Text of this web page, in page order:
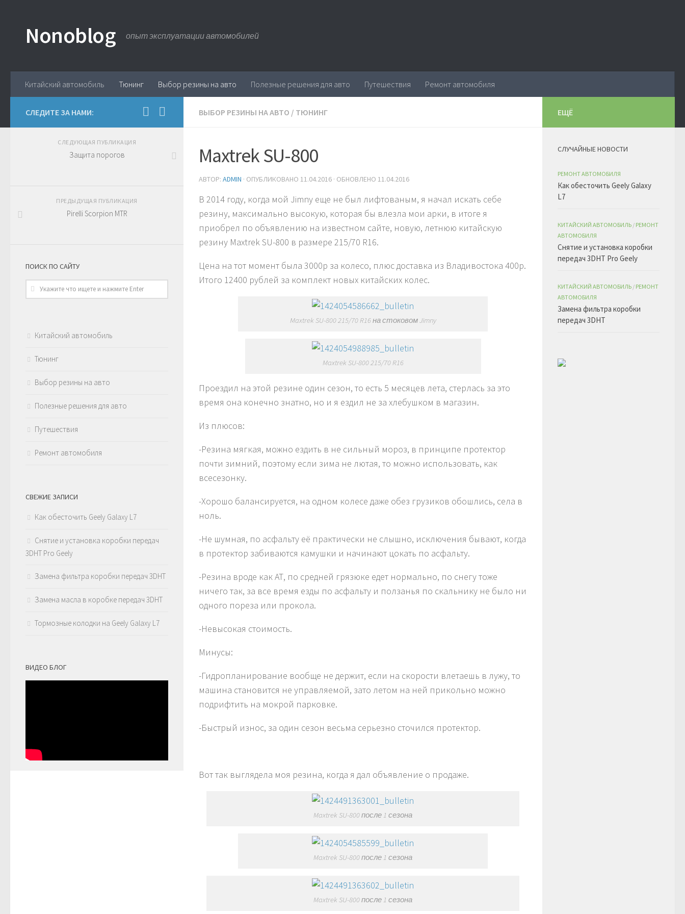
Nonoblog опыт эксплуатации автомобилей
Китайский автомобиль Тюнинг Выбор резины на авто Полезные решения для авто Путешествия Ремонт автомобиля
ВЫБОР РЕЗИНЫ НА АВТО / ТЮНИНГ
Maxtrek SU-800
АВТОР: ADMIN · ОПУБЛИКОВАНО 11.04.2016 · ОБНОВЛЕНО 11.04.2016
В 2014 году, когда мой Jimny еще не был лифтованым, я начал искать себе
резину, максимально высокую, которая бы влезла мои арки, в итоге я
приобрел по объявлению на известном сайте, новую, летнюю китайскую
резину Maxtrek SU-800 в размере 215/70 R16.
Цена на тот момент была 3000р за колесо, плюс доставка из Владивостока 400р.
Итого 12400 рублей за комплект новых китайских колес.
Maxtrek SU-800 215/70 R16 на стоковом Jimny
Maxtrek SU-800 215/70 R16
Проездил на этой резине один сезон, то есть 5 месяцев лета, стерлась за это
время она конечно знатно, но и я ездил не за хлебушком в магазин.
Из плюсов:
-Резина мягкая, можно ездить в не сильный мороз, в принципе протектор
почти зимний, поэтому если зима не лютая, то можно использовать, как
всесезонку.
-Хорошо балансируется, на одном колесе даже обез грузиков обошлись, села в
ноль.
-Не шумная, по асфальту её практически не слышно, исключения бывают, когда
в протектор забиваются камушки и начинают цокать по асфальту.
-Резина вроде как АТ, по средней грязюке едет нормально, по снегу тоже
ничего так, за все время езды по асфальту и ползанья по скальнику не было ни
одного пореза или прокола.
-Невысокая стоимость.
Минусы:
-Гидропланирование вообще не держит, если на скорости влетаешь в лужу, то
машина становится не управляемой, зато летом на ней прикольно можно
подрифтить на мокрой парковке.
-Быстрый износ, за один сезон весьма серьезно сточился протектор.
Вот так выглядела моя резина, когда я дал объявление о продаже.
Maxtrek SU-800 после 1 сезона
Maxtrek SU-800 после 1 сезона
Maxtrek SU-800 после 1 сезона
СЛЕДИТЕ ЗА НАМИ:
СЛЕДУЮЩАЯ ПУБЛИКАЦИЯ
Защита порогов
ПРЕДЫДУЩАЯ ПУБЛИКАЦИЯ
Pirelli Scorpion MTR
ПОИСК ПО САЙТУ
Китайский автомобиль
Тюнинг
Выбор резины на авто
Полезные решения для авто
Путешествия
Ремонт автомобиля
СВЕЖИЕ ЗАПИСИ
Как обесточить Geely Galaxy L7
Снятие и установка коробки передач
3DHT Pro Geely
Замена фильтра коробки передач 3DHT
Замена масла в коробке передач 3DHT
Тормозные колодки на Geely Galaxy L7
ВИДЕО БЛОГ
ЕЩЁ
СЛУЧАЙНЫЕ НОВОСТИ
РЕМОНТ АВТОМОБИЛЯ
Как обесточить Geely Galaxy
L7
КИТАЙСКИЙ АВТОМОБИЛЬ / РЕМОНТ
АВТОМОБИЛЯ
Снятие и установка коробки
передач 3DHT Pro Geely
КИТАЙСКИЙ АВТОМОБИЛЬ / РЕМОНТ
АВТОМОБИЛЯ
Замена фильтра коробки
передач 3DHT